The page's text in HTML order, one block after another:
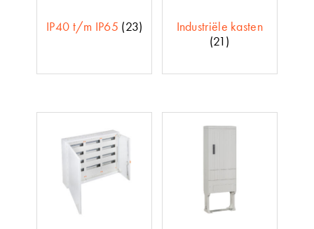
IP40 t/m IP65 (23)
Industriële kasten
(21)